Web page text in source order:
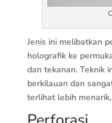
Jenis ini melibatkan
holografik ke
dan tekanan. Teknik
berkilauan dan
terlihat lebih